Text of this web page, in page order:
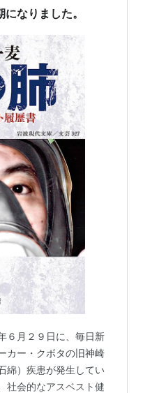
になりました。
６月２９日に、毎日新
カー・クボタの旧神崎
綿）疾患が発生してい
社会的なアスベスト健